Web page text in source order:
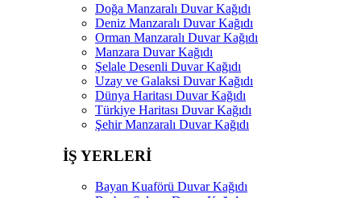
Doğa Manzaralı Duvar Kağıdı
Deniz Manzaralı Duvar Kağıdı
Orman Manzaralı Duvar Kağıdı
Manzara Duvar Kağıdı
Şelale Desenli Duvar Kağıdı
Uzay ve Galaksi Duvar Kağıdı
Dünya Haritası Duvar Kağıdı
Türkiye Haritası Duvar Kağıdı
Şehir Manzaralı Duvar Kağıdı
İŞ YERLERİ
Bayan Kuaförü Duvar Kağıdı